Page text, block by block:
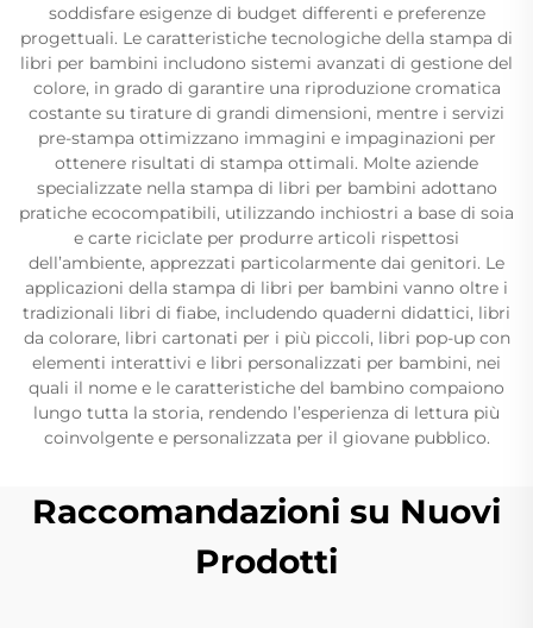
soddisfare esigenze di budget differenti e preferenze
progettuali. Le caratteristiche tecnologiche della stampa di
libri per bambini includono sistemi avanzati di gestione del
colore, in grado di garantire una riproduzione cromatica
costante su tirature di grandi dimensioni, mentre i servizi
pre-stampa ottimizzano immagini e impaginazioni per
ottenere risultati di stampa ottimali. Molte aziende
specializzate nella stampa di libri per bambini adottano
pratiche ecocompatibili, utilizzando inchiostri a base di soia
e carte riciclate per produrre articoli rispettosi
dell’ambiente, apprezzati particolarmente dai genitori. Le
applicazioni della stampa di libri per bambini vanno oltre i
tradizionali libri di fiabe, includendo quaderni didattici, libri
da colorare, libri cartonati per i più piccoli, libri pop-up con
elementi interattivi e libri personalizzati per bambini, nei
quali il nome e le caratteristiche del bambino compaiono
lungo tutta la storia, rendendo l’esperienza di lettura più
coinvolgente e personalizzata per il giovane pubblico.
Raccomandazioni su Nuovi
Prodotti